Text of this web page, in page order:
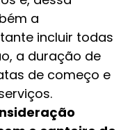
a
incluir todas
a duração de
de começo e